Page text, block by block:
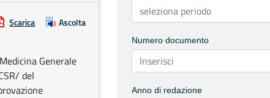
Scarica Ascolta
Generale
del
Numero documento
Anno di redazione